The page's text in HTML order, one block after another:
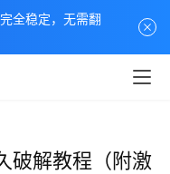
破解教程（附激
全稳定，无需翻